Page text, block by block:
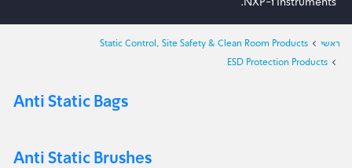
ראשי
Static Control, Site Safety & Clean Room Products
ESD Protection Products
Anti Static Bags
Anti Static Brushes